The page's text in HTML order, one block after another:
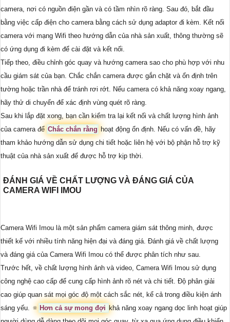
camera, nơi có nguồn điện gần và có tầm nhìn rõ ràng. Sau đó, bắt đầu
bằng việc cấp điện cho camera bằng cách sử dụng adaptor đi kèm. Kết nối
camera với mạng Wifi theo hướng dẫn của nhà sản xuất, thông thường sẽ
có ứng dụng đi kèm để cài đặt và kết nối.
Tiếp theo, điều chỉnh góc quay và hướng camera sao cho phù hợp với nhu
cầu giám sát của bạn. Chắc chắn camera được gắn chặt và ổn định trên
tường hoặc trần nhà để tránh rơi rớt. Nếu camera có khả năng xoay ngang,
hãy thử di chuyển để xác định vùng quét rõ ràng.
Sau khi lắp đặt xong, bạn cần kiểm tra lại kết nối và chất lượng hình ảnh
của camera để Chắc chắn rằng hoạt động ổn định. Nếu có vấn đề, hãy
tham khảo hướng dẫn sử dụng chi tiết hoặc liên hệ với bộ phận hỗ trợ kỹ
thuật của nhà sản xuất để được hỗ trợ kịp thời.
ĐÁNH GIÁ VỀ CHẤT LƯỢNG VÀ ĐÁNG GIÁ CỦA
CAMERA WIFI IMOU
Camera Wifi Imou là một sản phẩm camera giám sát thông minh, được
thiết kế với nhiều tính năng hiện đại và đáng giá. Đánh giá về chất lượng
và đáng giá của Camera Wifi Imou có thể được phân tích như sau.
Trước hết, về chất lượng hình ảnh và video, Camera Wifi Imou sử dụng
công nghệ cao cấp để cung cấp hình ảnh rõ nét và chi tiết. Độ phân giải
cao giúp quan sát mọi góc độ một cách sắc nét, kể cả trong điều kiện ánh
sáng yếu. 🔅 Hơn cả sự mong đợi khả năng xoay ngang dọc linh hoạt giúp